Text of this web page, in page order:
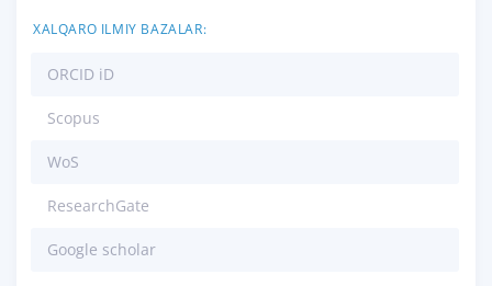
XALQARO ILMIY BAZALAR:
ORCID iD
Scopus
WoS
ResearchGate
Google scholar